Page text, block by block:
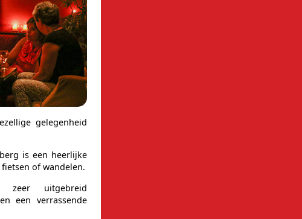
gelegenheid
is een heerlijke
of wandelen.
uitgebreid
een verrassende